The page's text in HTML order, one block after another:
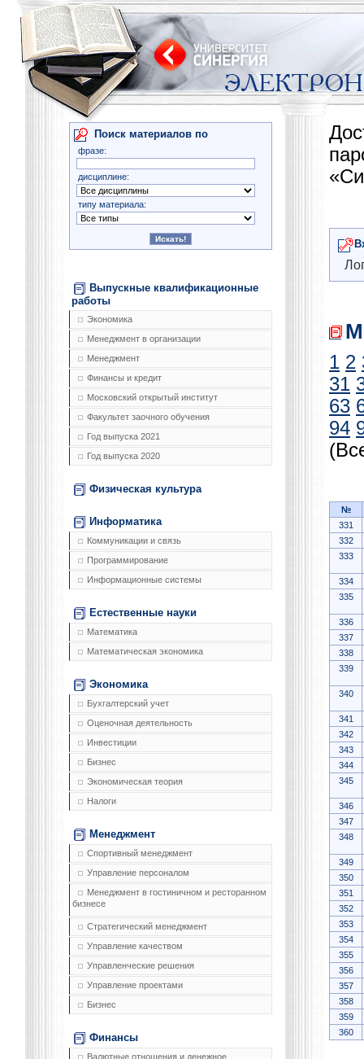
Поиск материалов по
фразе:
дисциплине:
типу материала:
Выпускные квалификационные
работы
Экономика
Менеджмент в организации
Менеджмент
Финансы и кредит
Московский открытый институт
Факультет заочного обучения
Год выпуска 2021
Год выпуска 2020
Физическая культура
Информатика
Коммуникации и связь
Программирование
Информационные системы
Естественные науки
Математика
Математическая экономика
Экономика
Бухгалтерский учет
Оценочная деятельность
Инвестиции
Бизнес
Экономическая теория
Налоги
Менеджмент
Спортивный менеджмент
Управление персоналом
Менеджмент в гостиничном и ресторанном
бизнесе
Стратегический менеджмент
Управление качеством
Управленческие решения
Управление проектами
Бизнес
Финансы
Валютные отношения и денежное
1 2
31
63
94
№
331
332
333
334
335
336
337
338
339
340
341
342
343
344
345
346
347
348
349
350
351
352
353
354
355
356
357
358
359
360